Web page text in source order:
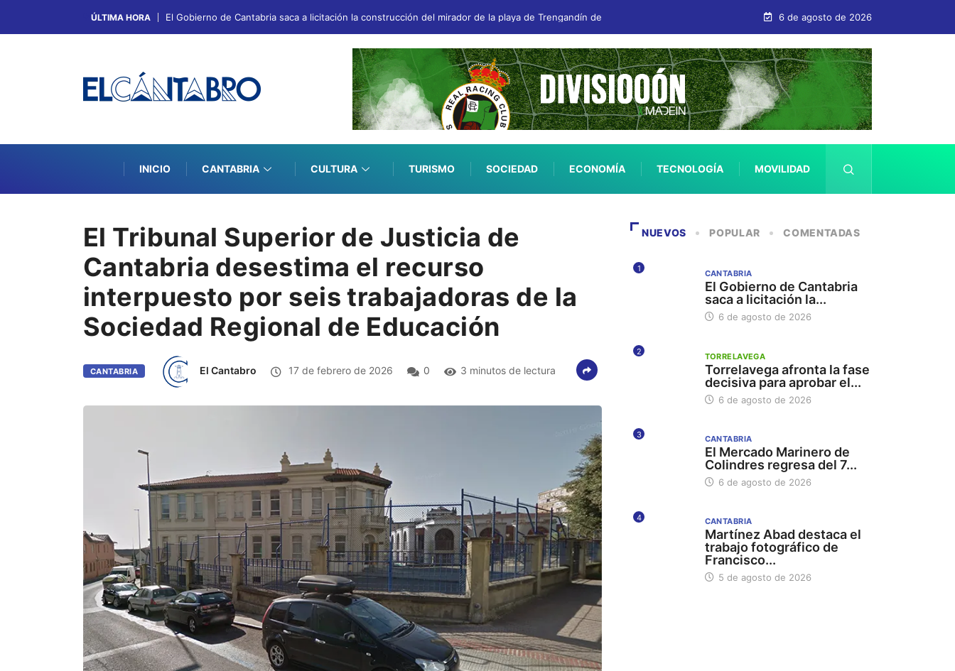
ÚLTIMA HORA El Gobierno de Cantabria saca a licitación la construcción del mirador de la playa de Trengandín de Noja por más de 400.000 euros 6 de agosto de 2026
INICIO CANTABRIA CULTURA TURISMO SOCIEDAD ECONOMÍA TECNOLOGÍA MOVILIDAD
El Tribunal Superior de Justicia de
Cantabria desestima el recurso
interpuesto por seis trabajadoras de la
Sociedad Regional de Educación
CANTABRIA El Cantabro 17 de febrero de 2026 0 3 minutos de lectura
NUEVOS POPULAR COMENTADAS
1 CANTABRIA
El Gobierno de Cantabria
saca a licitación la...
6 de agosto de 2026
2 TORRELAVEGA
Torrelavega afronta la fase
decisiva para aprobar el...
6 de agosto de 2026
3 CANTABRIA
El Mercado Marinero de
Colindres regresa del 7...
6 de agosto de 2026
4 CANTABRIA
Martínez Abad destaca el
trabajo fotográfico de
Francisco...
5 de agosto de 2026